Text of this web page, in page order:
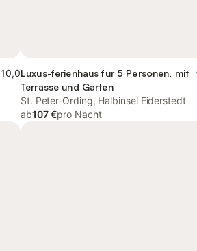
10,0Luxus-ferienhaus für 5 Personen, mit
Terrasse und Garten
St. Peter-Ording, Halbinsel Eiderstedt
ab107 €pro Nacht